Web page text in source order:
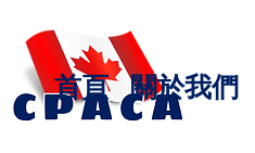
首頁 關於我們